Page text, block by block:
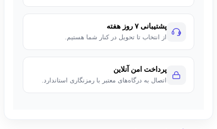
پشتیبانی ۷ روز هفته
از انتخاب تا تحویل در کنار شما هستیم.
پرداخت امن آنلاین
اتصال به درگاه‌های معتبر با رمزنگاری استاندارد.